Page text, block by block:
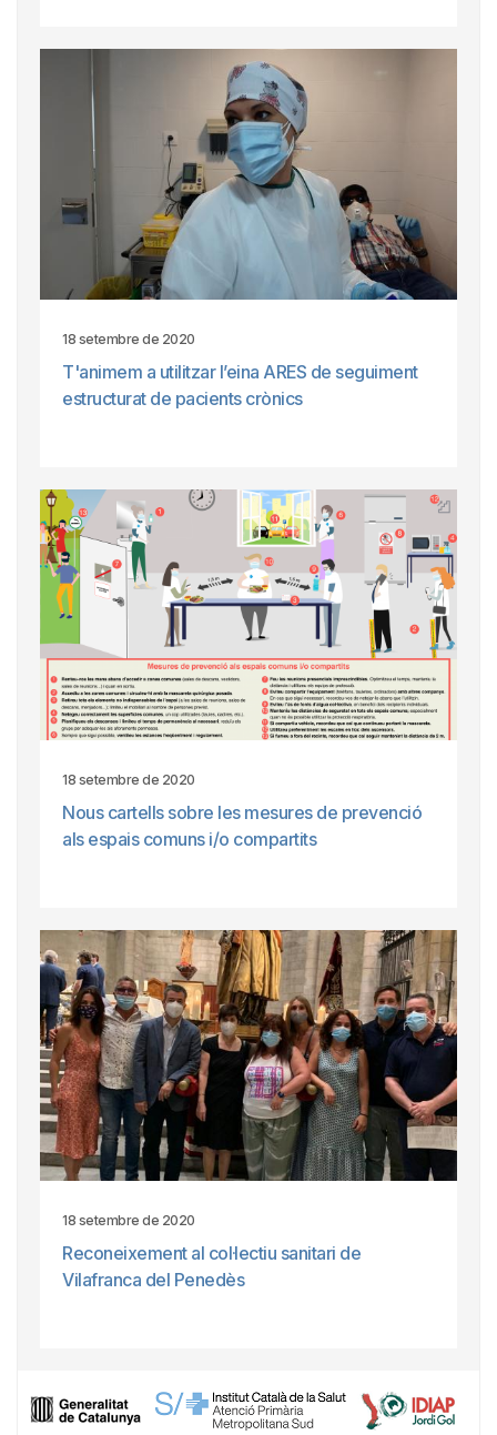
18 setembre de 2020
T'animem a utilitzar l’eina ARES de seguiment
estructurat de pacients crònics
18 setembre de 2020
Nous cartells sobre les mesures de prevenció
als espais comuns i/o compartits
18 setembre de 2020
Reconeixement al col·lectiu sanitari de
Vilafranca del Penedès